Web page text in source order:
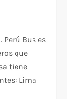
Perú Bus es
que
tiene
Lima